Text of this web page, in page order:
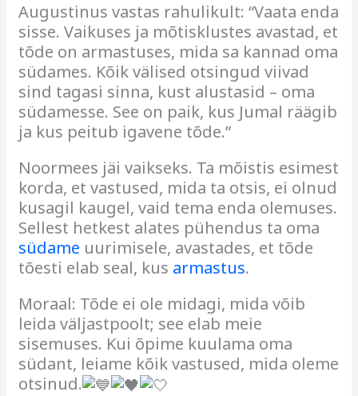
Augustinus vastas rahulikult: “Vaata enda
sisse. Vaikuses ja mõtisklustes avastad, et
tõde on armastuses, mida sa kannad oma
südames. Kõik välised otsingud viivad
sind tagasi sinna, kust alustasid – oma
südamesse. See on paik, kus Jumal räägib
ja kus peitub igavene tõde.”
Noormees jäi vaikseks. Ta mõistis esimest
korda, et vastused, mida ta otsis, ei olnud
kusagil kaugel, vaid tema enda olemuses.
Sellest hetkest alates pühendus ta oma
südame uurimisele, avastades, et tõde
tõesti elab seal, kus armastus.
Moraal: Tõde ei ole midagi, mida võib
leida väljastpoolt; see elab meie
sisemuses. Kui õpime kuulama oma
südant, leiame kõik vastused, mida oleme
otsinud.